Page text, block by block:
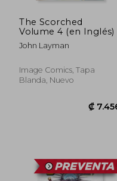
The Scorched
Volume 4 (en Inglés)
John Layman
Image Comics, Tapa
Blanda, Nuevo